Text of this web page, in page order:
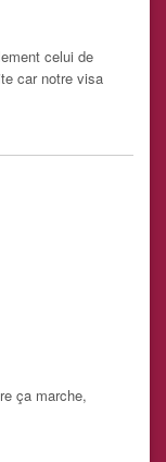
celui de
car notre visa
ça marche,